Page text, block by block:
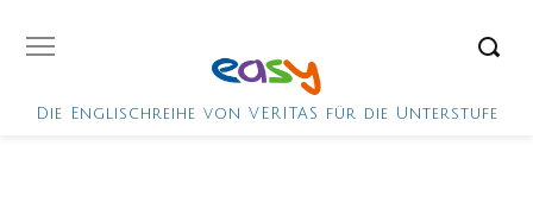
Die Englischreihe von VERITAS für die Unterstufe